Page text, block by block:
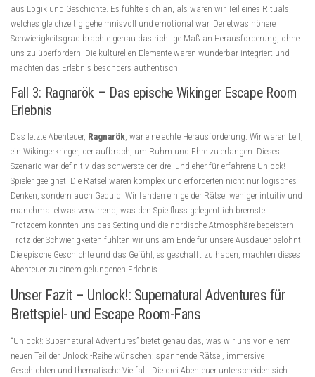
aus Logik und Geschichte. Es fühlte sich an, als wären wir Teil eines Rituals,
welches gleichzeitig geheimnisvoll und emotional war. Der etwas höhere
Schwierigkeitsgrad brachte genau das richtige Maß an Herausforderung, ohne
uns zu überfordern. Die kulturellen Elemente waren wunderbar integriert und
machten das Erlebnis besonders authentisch.
Fall 3: Ragnarök – Das epische Wikinger Escape Room
Erlebnis
Das letzte Abenteuer, Ragnarök, war eine echte Herausforderung. Wir waren Leif,
ein Wikingerkrieger, der aufbrach, um Ruhm und Ehre zu erlangen. Dieses
Szenario war definitiv das schwerste der drei und eher für erfahrene Unlock!-
Spieler geeignet. Die Rätsel waren komplex und erforderten nicht nur logisches
Denken, sondern auch Geduld. Wir fanden einige der Rätsel weniger intuitiv und
manchmal etwas verwirrend, was den Spielfluss gelegentlich bremste.
Trotzdem konnten uns das Setting und die nordische Atmosphäre begeistern.
Trotz der Schwierigkeiten fühlten wir uns am Ende für unsere Ausdauer belohnt.
Die epische Geschichte und das Gefühl, es geschafft zu haben, machten dieses
Abenteuer zu einem gelungenen Erlebnis.
Unser Fazit – Unlock!: Supernatural Adventures für
Brettspiel- und Escape Room-Fans
“Unlock!: Supernatural Adventures” bietet genau das, was wir uns von einem
neuen Teil der Unlock!-Reihe wünschen: spannende Rätsel, immersive
Geschichten und thematische Vielfalt. Die drei Abenteuer unterscheiden sich